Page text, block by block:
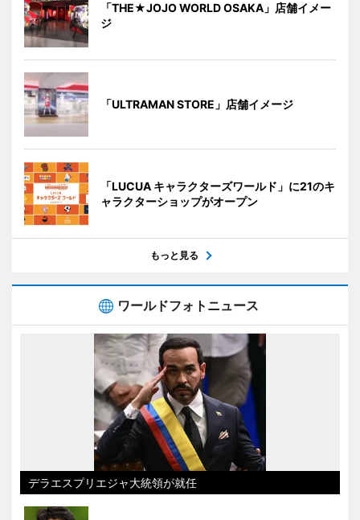
「THE★JOJO WORLD OSAKA」店舗イメー
ジ
「ULTRAMAN STORE」店舗イメージ
「LUCUA キャラクターズワールド」に21のキ
ャラクターショップがオープン
もっと見る
ワールドフォトニュース
デラエスプリエジャ大統領が就任